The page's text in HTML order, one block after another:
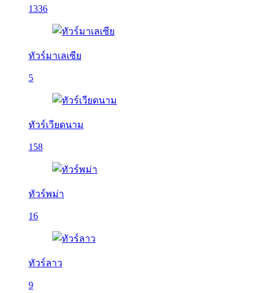
1336
ทัวร์มาเลเซีย
5
ทัวร์เวียดนาม
158
ทัวร์พม่า
16
ทัวร์ลาว
9